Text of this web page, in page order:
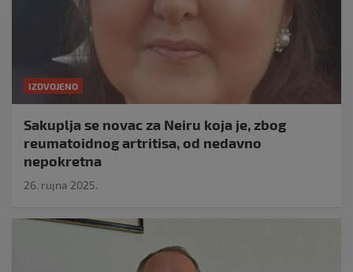
IZDVOJENO
Sakuplja se novac za Neiru koja je, zbog
reumatoidnog artritisa, od nedavno
nepokretna
26. rujna 2025.